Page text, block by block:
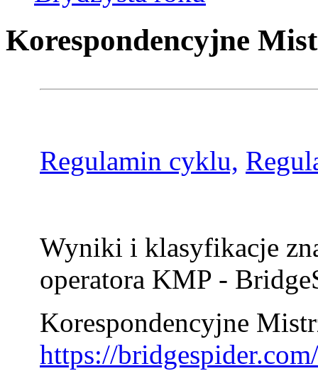
Korespondencyjne
Regulamin cyklu,
Wyniki i klasyfikacje
operatora KMP -
Korespondencyjne
https://